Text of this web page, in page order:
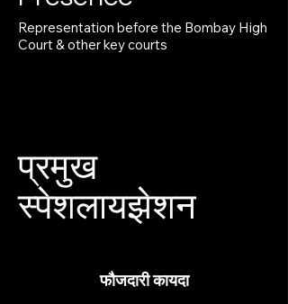
Representation before the Bombay High
Court & other key courts
प्रमुख
स्पेशलायझेशन
फौजदारी कायदा